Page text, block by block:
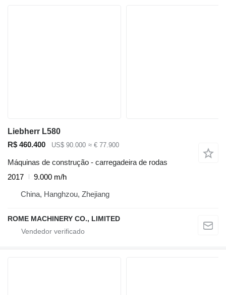
Liebherr L580
R$ 460.400
US$ 90.000 ≈ € 77.900
Máquinas de construção - carregadeira de rodas
2017
9.000 m/h
China, Hanghzou, Zhejiang
ROME MACHINERY CO., LIMITED